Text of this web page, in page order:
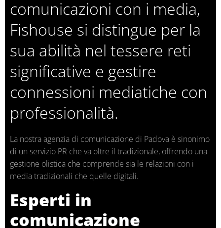
comunicazioni con i media,
Fishouse si distingue per la
sua abilità nel tessere reti
significative e gestire
connessioni mediatiche con
professionalità.
La nostra agenzia di comunicazione di Padova è sinonimo
di un servizio PR che va oltre il tradizionale, offrendo una
gestione olistica che comprende sia le relazioni con i
media tradizionali che quelle digitali.
Esperti in
comunicazione